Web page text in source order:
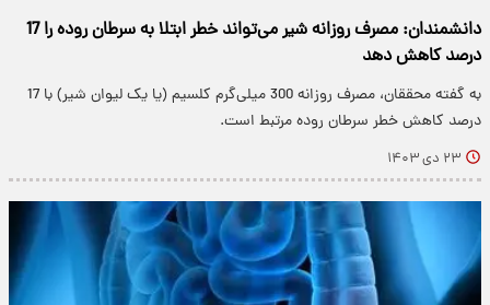
دانشمندان: مصرف روزانه شیر می‌تواند خطر ابتلا به سرطان روده را 17
درصد کاهش دهد
به گفته محققان، مصرف روزانه 300 میلی‌گرم کلسیم (یا یک لیوان شیر) با 17
درصد کاهش خطر سرطان روده مرتبط است.
۲۳ دی ۱۴۰۳